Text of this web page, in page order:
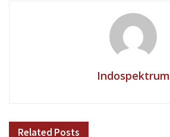
Indospektrum
Related Posts